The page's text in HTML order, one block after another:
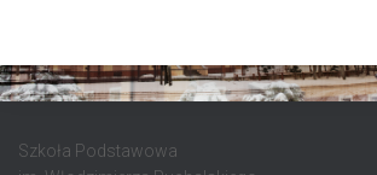
Szkoła Podstawowa